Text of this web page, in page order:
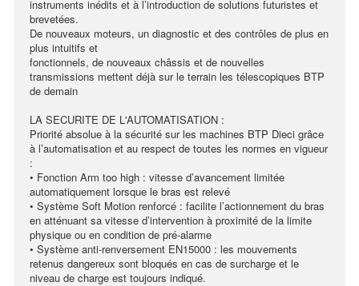
instruments inédits et à l’introduction de solutions futuristes et
brevetées.
De nouveaux moteurs, un diagnostic et des contrôles de plus en
plus intuitifs et
fonctionnels, de nouveaux châssis et de nouvelles
transmissions mettent déjà sur le terrain les télescopiques BTP
de demain
LA SECURITE DE L'AUTOMATISATION :
Priorité absolue à la sécurité sur les machines BTP Dieci grâce
à l’automatisation et au respect de toutes les normes en vigueur
:
• Fonction Arm too high : vitesse d’avancement limitée
automatiquement lorsque le bras est relevé
• Système Soft Motion renforcé : facilite l’actionnement du bras
en atténuant sa vitesse d’intervention à proximité de la limite
physique ou en condition de pré-alarme
• Système anti-renversement EN15000 : les mouvements
retenus dangereux sont bloqués en cas de surcharge et le
niveau de charge est toujours indiqué.